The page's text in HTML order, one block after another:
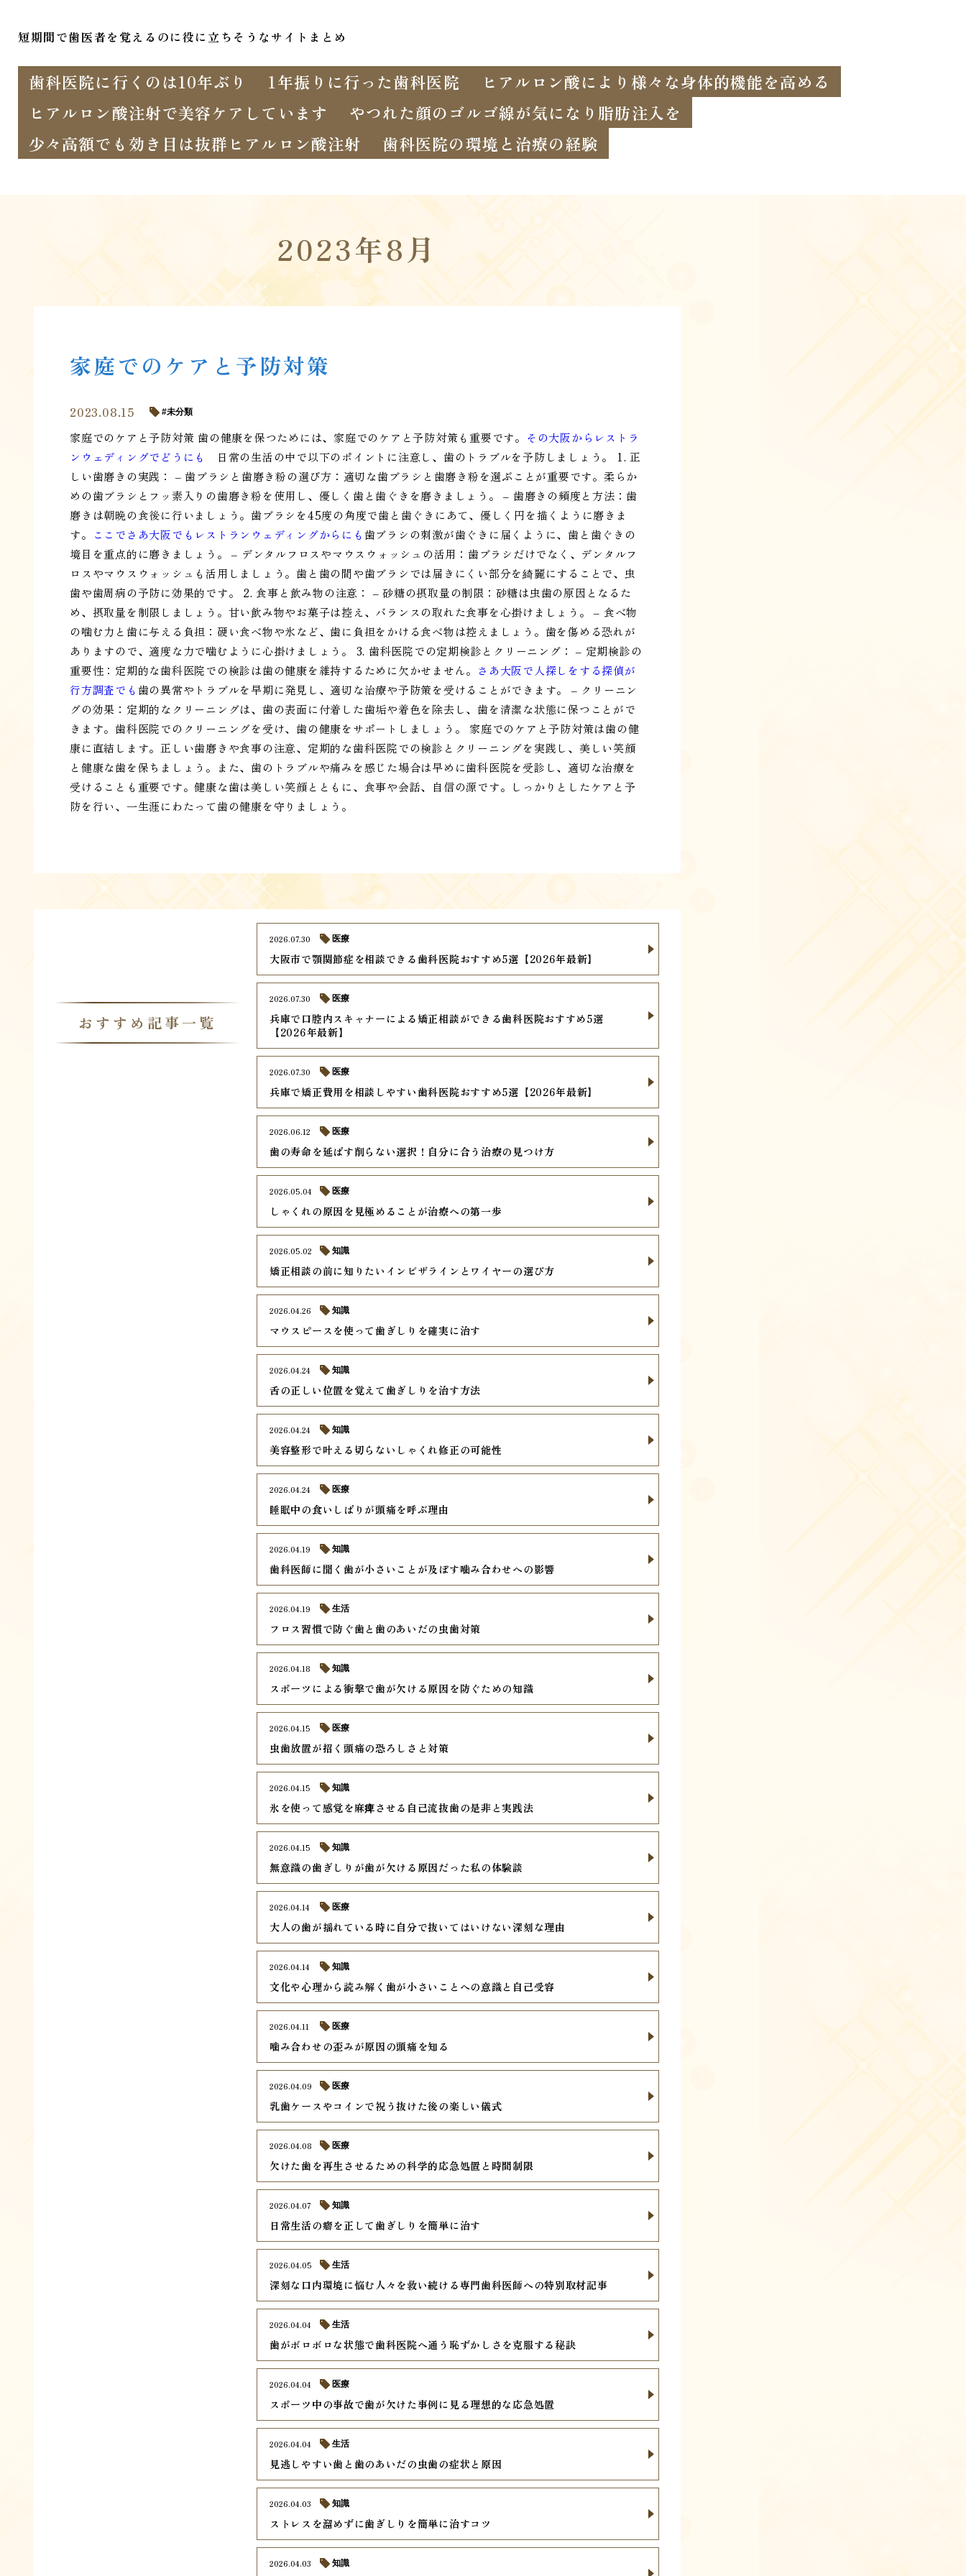
短期間で歯医者を覚えるのに役に立ちそうなサイトまとめ
歯科医院に行くのは10年ぶり 1年振りに行った歯科医院
ヒアルロン酸により様々な身体的機能を高める
ヒアルロン酸注射で美容ケアしています
やつれた顔のゴルゴ線が気になり脂肪注入を
少々高額でも効き目は抜群ヒアルロン酸注射
歯科医院の環境と治療の経験
2023年8月
家庭でのケアと予防対策
2023.08.15 未分類
家庭でのケアと予防対策 歯の健康を保つためには、家庭でのケアと予防対策も重要です。 その大阪からレストラ
ンウェディングでどうにも
日常の生活の中で以下のポイントに注意し、歯のトラブルを予防しましょう。 1. 正
しい歯磨きの実践： – 歯ブラシと歯磨き粉の選び方：適切な歯ブラシと歯磨き粉を選ぶことが重要です。柔らか
めの歯ブラシとフッ素入りの歯磨き粉を使用し、優しく歯と歯ぐきを磨きましょう。 – 歯磨きの頻度と方法：歯
磨きは朝晩の食後に行いましょう。歯ブラシを45度の角度で歯と歯ぐきにあて、優しく円を描くように磨きま
す。
ここでさあ大阪でもレストランウェディングからにも歯ブラシの刺激が歯ぐきに届くように、歯と歯ぐきの
境目を重点的に磨きましょう。 – デンタルフロスやマウスウォッシュの活用：歯ブラシだけでなく、デンタルフ
ロスやマウスウォッシュも活用しましょう。歯と歯の間や歯ブラシでは届きにくい部分を綺麗にすることで、虫
歯や歯周病の予防に効果的です。 2. 食事と飲み物の注意： – 砂糖の摂取量の制限：砂糖は虫歯の原因となるた
め、摂取量を制限しましょう。甘い飲み物やお菓子は控え、バランスの取れた食事を心掛けましょう。 – 食べ物
の噛む力と歯に与える負担：硬い食べ物や氷など、歯に負担をかける食べ物は控えましょう。歯を傷める恐れが
ありますので、適度な力で噛むように心掛けましょう。 3. 歯科医院での定期検診とクリーニング： – 定期検診の
重要性：定期的な歯科医院での検診は歯の健康を維持するために欠かせません。 さあ大阪で人探しをする探偵が
行方調査でも歯の異常やトラブルを早期に発見し、適切な治療や予防策を受けることができます。 – クリーニン
グの効果：定期的なクリーニングは、歯の表面に付着した歯垢や着色を除去し、歯を清潔な状態に保つことがで
きます。歯科医院でのクリーニングを受け、歯の健康をサポートしましょう。 家庭でのケアと予防対策は歯の健
康に直結します。正しい歯磨きや食事の注意、定期的な歯科医院での検診とクリーニングを実践し、美しい笑顔
と健康な歯を保ちましょう。また、歯のトラブルや痛みを感じた場合は早めに歯科医院を受診し、適切な治療を
受けることも重要です。健康な歯は美しい笑顔とともに、食事や会話、自信の源です。しっかりとしたケアと予
防を行い、一生涯にわたって歯の健康を守りましょう。
おすすめ記事一覧
大阪市で顎関節症を相談できる歯科医院おすすめ5選【2026年最新】
2026.07.30 医療
兵庫で口腔内スキャナーによる矯正相談ができる歯科医院おすすめ5選
【2026年最新】
2026.07.30 医療
兵庫で矯正費用を相談しやすい歯科医院おすすめ5選【2026年最新】
2026.07.30 医療
歯の寿命を延ばす削らない選択！自分に合う治療の見つけ方
2026.06.12 医療
しゃくれの原因を見極めることが治療への第一歩
2026.05.04 医療
矯正相談の前に知りたいインビザラインとワイヤーの選び方
2026.05.02 知識
マウスピースを使って歯ぎしりを確実に治す
2026.04.26 知識
舌の正しい位置を覚えて歯ぎしりを治す方法
2026.04.24 知識
美容整形で叶える切らないしゃくれ修正の可能性
2026.04.24 知識
睡眠中の食いしばりが頭痛を呼ぶ理由
2026.04.24 医療
歯科医師に聞く歯が小さいことが及ぼす噛み合わせへの影響
2026.04.19 知識
フロス習慣で防ぐ歯と歯のあいだの虫歯対策
2026.04.19 生活
スポーツによる衝撃で歯が欠ける原因を防ぐための知識
2026.04.18 知識
虫歯放置が招く頭痛の恐ろしさと対策
2026.04.15 医療
氷を使って感覚を麻痺させる自己流抜歯の是非と実践法
2026.04.15 知識
無意識の歯ぎしりが歯が欠ける原因だった私の体験談
2026.04.15 知識
大人の歯が揺れている時に自分で抜いてはいけない深刻な理由
2026.04.14 医療
文化や心理から読み解く歯が小さいことへの意識と自己受容
2026.04.14 知識
噛み合わせの歪みが原因の頭痛を知る
2026.04.11 医療
乳歯ケースやコインで祝う抜けた後の楽しい儀式
2026.04.09 医療
欠けた歯を再生させるための科学的応急処置と時間制限
2026.04.08 医療
日常生活の癖を正して歯ぎしりを簡単に治す
2026.04.07 知識
深刻な口内環境に悩む人々を救い続ける専門歯科医師への特別取材記事
2026.04.05 生活
歯がボロボロな状態で歯科医院へ通う恥ずかしさを克服する秘訣
2026.04.04 生活
スポーツ中の事故で歯が欠けた事例に見る理想的な応急処置
2026.04.04 医療
見逃しやすい歯と歯のあいだの虫歯の症状と原因
2026.04.04 生活
ストレスを溜めずに歯ぎしりを簡単に治すコツ
2026.04.03 知識
2026.04.03 知識